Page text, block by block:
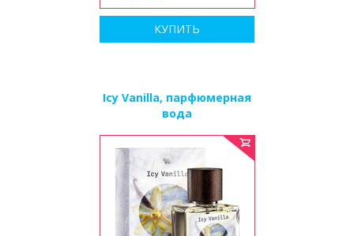
КУПИТЬ
Icy Vanilla, парфюмерная
вода